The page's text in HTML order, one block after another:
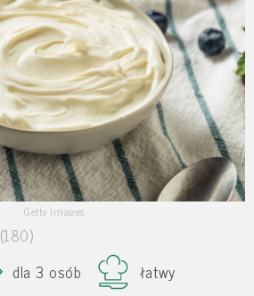
Getty Images
(180)
dla 3 osób łatwy